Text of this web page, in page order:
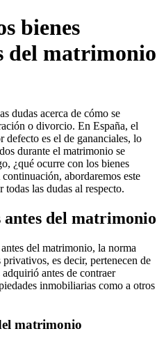
bienes
del matrimonio
dudas acerca de cómo se
o divorcio. En España, el
es el de gananciales, lo
durante el matrimonio se
¿qué ocurre con los bienes
abordaremos este
todas las dudas al respecto.
del matrimonio
del matrimonio, la norma
es decir, pertenecen de
antes de contraer
inmobiliarias como a otros
matrimonio